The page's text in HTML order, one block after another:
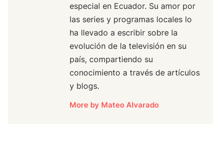
especial en Ecuador. Su amor por
las series y programas locales lo
ha llevado a escribir sobre la
evolución de la televisión en su
país, compartiendo su
conocimiento a través de artículos
y blogs.
More by Mateo Alvarado